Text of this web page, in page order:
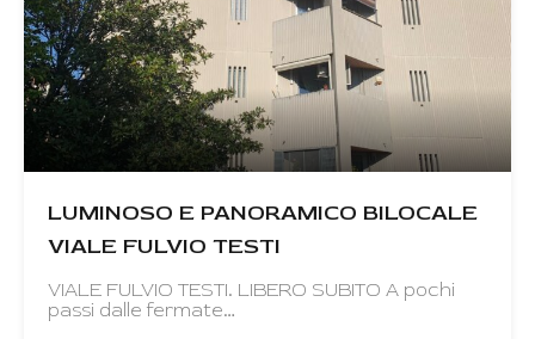
LUMINOSO E PANORAMICO BILOCALE
VIALE FULVIO TESTI
VIALE FULVIO TESTI. LIBERO SUBITO A pochi
passi dalle fermate…